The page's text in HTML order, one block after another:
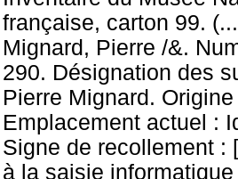
française, carton 99.
Mignard, Pierre /&.
290. Désignation des
Pierre Mignard.
Emplacement actuel :
Signe de recollement :
à la saisie